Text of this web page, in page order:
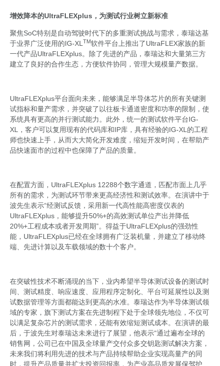
增效降本的UltraFLEXplus ，为测试行业树立新标准
聚焦SoC特别是自动驾驶时代下的多重测试挑战与需求，泰瑞达基
于业界广泛使用的IG-XL TM软件平台上推出了UltraFLEX家族的新
一代产品UltraFLEXplus。除了先进的产品，泰瑞达和大量第三方
建立了良好的合作生态，方便软件协同，管理大规模量产数据。
UltraFLEXplus平台面向未来，能够满足半导体芯片的所有关键测
试指标和量产需求，并突破了以往板卡通道密度和功率的限制，使
系统具有更高的并行测试能力。此外，统一的测试软件平台IG-
XL，客户可以复用现有的代码库和IP库，具有经验的IG-XL的工程
师也快速上手，从而大大简化开发难度，缩短开发时间，在帮助产
品快速面市的过程中也保障了产品的质量。
在配置方面，UltraFLEXplus 12288个数字通道，匹配市面上几乎
所有的需求，为测试环节带来更高经济性和测试效率。在演讲中于
波先生表示“经测试反馈，采用新一代高性能高密度仪表的
UltraFLEXplus，能够提升50%+的高效测试单位产出并降低
20%+工程成本或者开发周期”。得益于UltraFLEXplus的强劲性
能，UltraFLEXplus已经在全球拥有广泛装机量，并建立了移动终
端、先进计算以及车载领域的数十个客户。
在突破性技术不断涌现的当下，业内希望半导体测试设备的测试时
间、测试精度、响应速度、应用程序定制化、平台可延展性以及测
试数据管理等方面都能达到更高的水准。泰瑞达作为半导体测试领
域的专家，旗下测试方案在先进制程下处于全球领先地位，不仅可
以满足复杂芯片的测试需求，还能有效缩短测试成本。在演讲的最
后，于波先生对泰瑞达未来进行了展望，他表示“通过遍布全球的
销售网，公司已在中国及全球量产交付众多交钥匙测试解决方案，
未来我们将利用先进的技术与产品持续帮助企业实现高量产的同
时，提升产品质量并扩大投资回报率，为产业高品质发展保驾护